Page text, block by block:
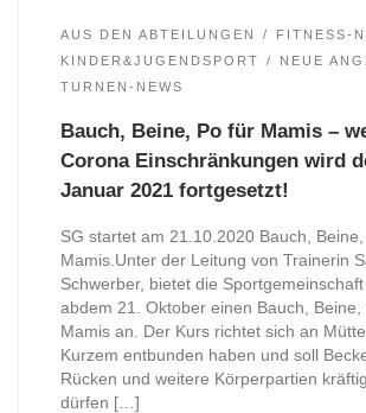
AUS DEN ABTEILUNGEN
FITNESS-
KINDER&JUGENDSPORT
NEUE
TURNEN-NEWS
Bauch, Beine, Po für Mamis –
Corona Einschränkungen wird
Januar 2021 fortgesetzt!
SG startet am 21.10.2020 Bauch,
Mamis.Unter der Leitung von Trainerin
Schwerber, bietet die
abdem 21. Oktober einen Bauch, Beine,
Mamis an. Der Kurs richtet sich an
Kurzem entbunden haben und soll
Rücken und weitere Körperpartien
dürfen […]